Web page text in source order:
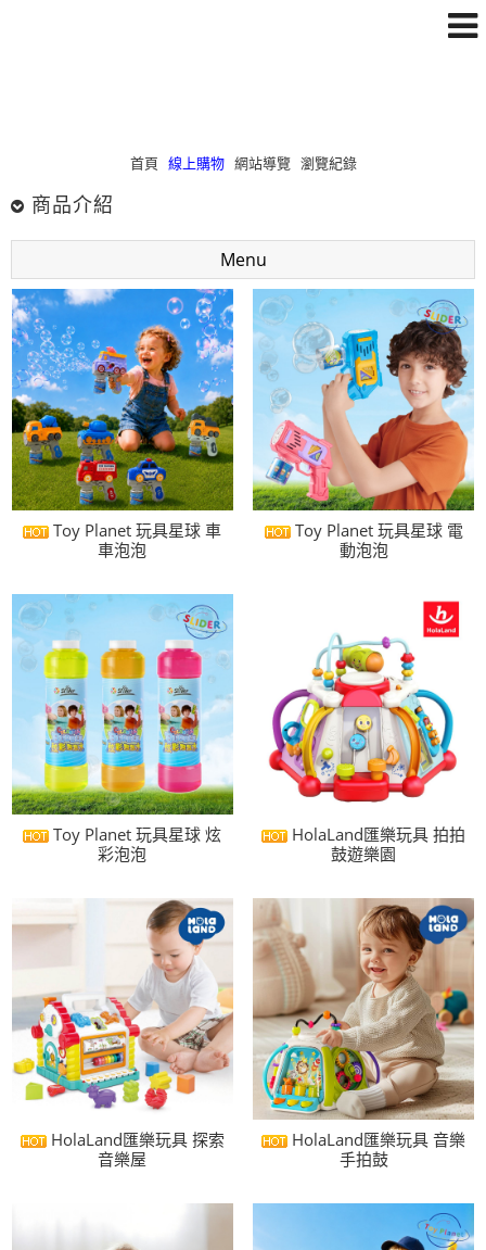
首頁 線上購物 網站導覽 瀏覽紀錄
商品介紹
Menu
Toy Planet 玩具星球 車
車泡泡
Toy Planet 玩具星球 電
動泡泡
Toy Planet 玩具星球 炫
彩泡泡
HolaLand匯樂玩具 拍拍
鼓遊樂園
HolaLand匯樂玩具 探索
音樂屋
HolaLand匯樂玩具 音樂
手拍鼓